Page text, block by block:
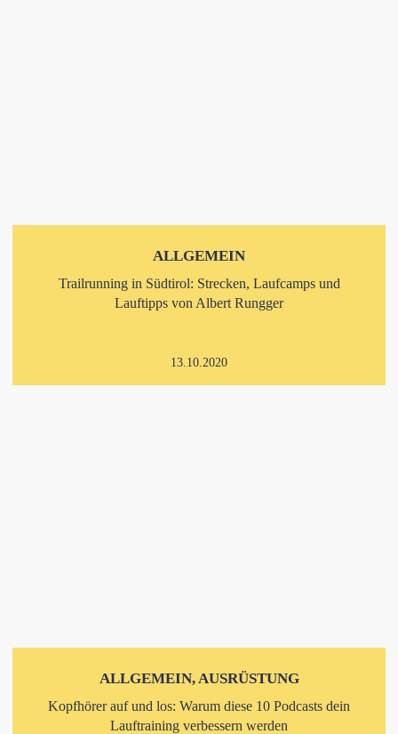
ALLGEMEIN
Trailrunning in Südtirol: Strecken, Laufcamps und
Lauftipps von Albert Rungger
13.10.2020
ALLGEMEIN, AUSRÜSTUNG
Kopfhörer auf und los: Warum diese 10 Podcasts dein
Lauftraining verbessern werden